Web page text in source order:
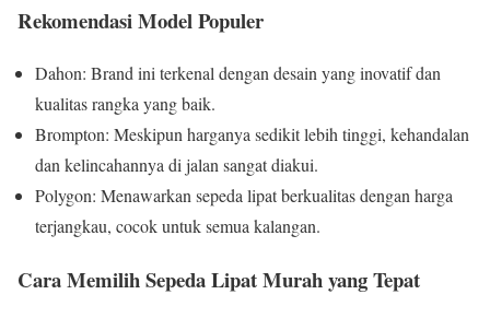
Rekomendasi Model Populer
Dahon: Brand ini terkenal dengan desain yang inovatif dan
kualitas rangka yang baik.
Brompton: Meskipun harganya sedikit lebih tinggi, kehandalan
dan kelincahannya di jalan sangat diakui.
Polygon: Menawarkan sepeda lipat berkualitas dengan harga
terjangkau, cocok untuk semua kalangan.
Cara Memilih Sepeda Lipat Murah yang Tepat